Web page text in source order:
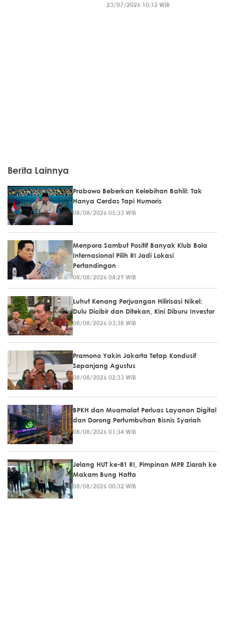
23/07/2026 10:12 WIB
Berita Lainnya
Prabowo Beberkan Kelebihan Bahlil: Tak
Hanya Cerdas Tapi Humoris
08/08/2026 05:33 WIB
Menpora Sambut Positif Banyak Klub Bola
Internasional Pilih RI Jadi Lokasi
Pertandingan
08/08/2026 04:29 WIB
Luhut Kenang Perjuangan Hilirisasi Nikel:
Dulu Dicibir dan Ditekan, Kini Diburu Investor
08/08/2026 03:38 WIB
Pramono Yakin Jakarta Tetap Kondusif
Sepanjang Agustus
08/08/2026 02:33 WIB
BPKH dan Muamalat Perluas Layanan Digital
dan Dorong Pertumbuhan Bisnis Syariah
08/08/2026 01:34 WIB
Jelang HUT ke-81 RI, Pimpinan MPR Ziarah ke
Makam Bung Hatta
08/08/2026 00:32 WIB